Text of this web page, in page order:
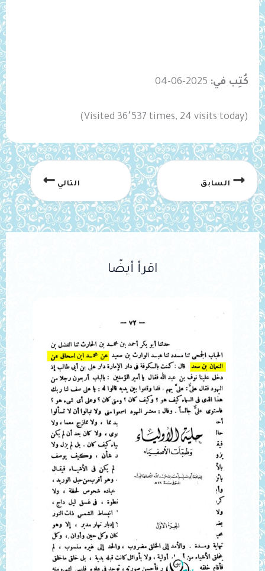
كُتِب في: 2025-06-04
(Visited 36٬537 times, 24 visits today)
السابق التالي
اقرأ أيضًا